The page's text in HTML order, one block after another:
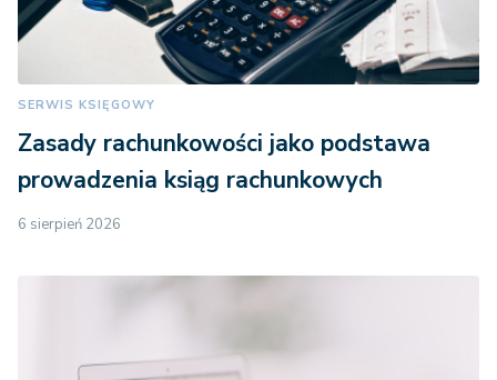
SERWIS KSIĘGOWY
Zasady rachunkowości jako podstawa
prowadzenia ksiąg rachunkowych
6 sierpień 2026